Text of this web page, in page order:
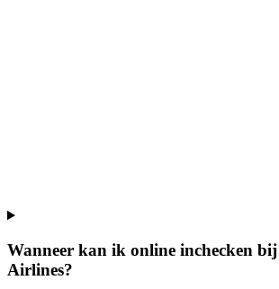
Wanneer kan ik online inchecken
Airlines?